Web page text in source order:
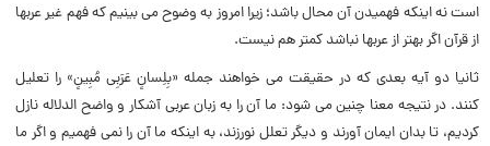
است نه اینکه فهمیدن آن محال باشد؛ زیرا امروز به وضوح می بینیم که فهم غیر عربها
از قرآن اگر بهتر از عربها نباشد کمتر هم نیست.
ثانیا دو آیه بعدی که در حقیقت می خواهند جمله «بِلِسانٍ عَرَبِی مُبِینٍ» را تعلیل
کنند. در نتیجه معنا چنین مى شود: ما آن را به زبان عربى آشکار و واضح الدلاله نازل
کردیم، تا بدان ایمان آورند و دیگر تعلل نورزند، به اینکه ما آن را نمى فهمیم و اگر ما